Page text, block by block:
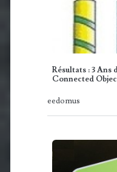
Résultats : 3 Ans
Connected
eedomus